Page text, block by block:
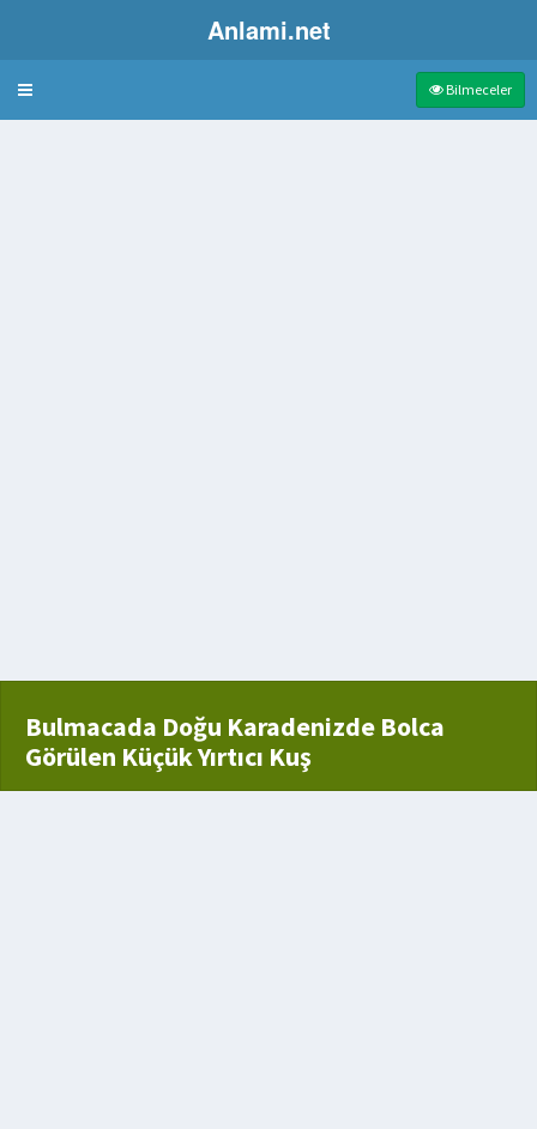
Anlami.net
Bulmaca Bilmeceler
Bulmacada Doğu Karadenizde Bolca
Görülen Küçük Yırtıcı Kuş